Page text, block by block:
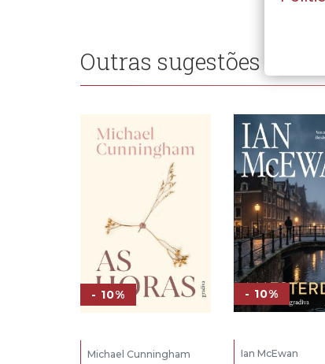
Outras sugestões
- 10%
Michael Cunningham
- 10%
Ian McEwan